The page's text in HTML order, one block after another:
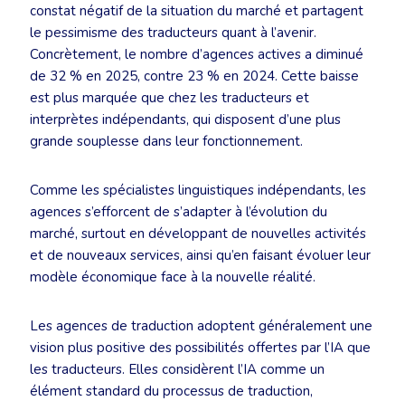
constat négatif de la situation du marché et partagent
le pessimisme des traducteurs quant à l’avenir.
Concrètement, le nombre d’agences actives a diminué
de 32 % en 2025, contre 23 % en 2024. Cette baisse
est plus marquée que chez les traducteurs et
interprètes indépendants, qui disposent d’une plus
grande souplesse dans leur fonctionnement.
Comme les spécialistes linguistiques indépendants, les
agences s’efforcent de s’adapter à l’évolution du
marché, surtout en développant de nouvelles activités
et de nouveaux services, ainsi qu’en faisant évoluer leur
modèle économique face à la nouvelle réalité.
Les agences de traduction adoptent généralement une
vision plus positive des possibilités offertes par l’IA que
les traducteurs. Elles considèrent l’IA comme un
élément standard du processus de traduction,